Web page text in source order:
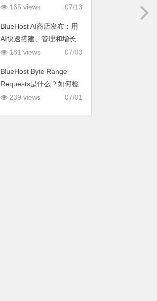
建站
07/13
165 views
BlueHost AI商店发布：用
AI快速搭建、管理和增长
在线商店
07/03
181 views
BlueHost Byte Range
Requests是什么？如何检
查是否已启用
07/01
239 views